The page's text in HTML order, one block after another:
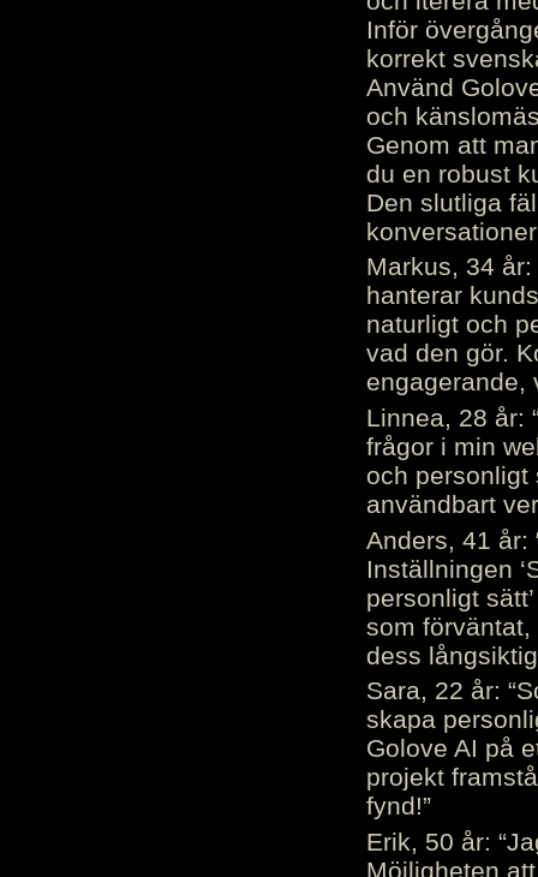
Inför
korrekt
Använd
och
Genom att
du en robust
Den slutliga
Markus, 34
hanterar
naturligt och
vad den gör.
engagerande,
Linnea, 28 år:
frågor i min
och personligt
användbart
Anders, 41 år:
Inställningen
personligt
som
dess
Sara, 22 år:
skapa
Golove AI på
projekt
fynd!”
Erik, 50 år:
Möjligheten